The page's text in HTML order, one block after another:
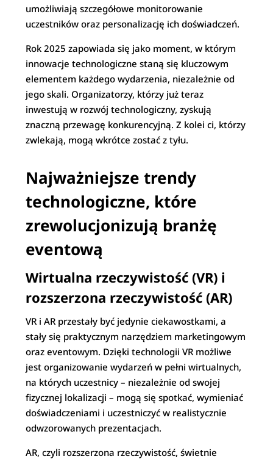
umożliwiają szczegółowe monitorowanie
uczestników oraz personalizację ich doświadczeń.
Rok 2025 zapowiada się jako moment, w którym
innowacje technologiczne staną się kluczowym
elementem każdego wydarzenia, niezależnie od
jego skali. Organizatorzy, którzy już teraz
inwestują w rozwój technologiczny, zyskują
znaczną przewagę konkurencyjną. Z kolei ci, którzy
zwlekają, mogą wkrótce zostać z tyłu.
Najważniejsze trendy
technologiczne, które
zrewolucjonizują branżę
eventową
Wirtualna rzeczywistość (VR) i
rozszerzona rzeczywistość (AR)
VR i AR przestały być jedynie ciekawostkami, a
stały się praktycznym narzędziem marketingowym
oraz eventowym. Dzięki technologii VR możliwe
jest organizowanie wydarzeń w pełni wirtualnych,
na których uczestnicy – niezależnie od swojej
fizycznej lokalizacji – mogą się spotkać, wymieniać
doświadczeniami i uczestniczyć w realistycznie
odwzorowanych prezentacjach.
AR, czyli rozszerzona rzeczywistość, świetnie